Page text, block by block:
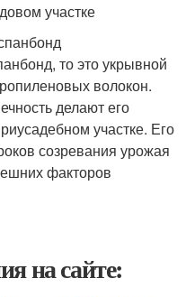
участке
то это укрывной
волокон.
делают его
участке. Его
созревания урожая
факторов
на сайте: